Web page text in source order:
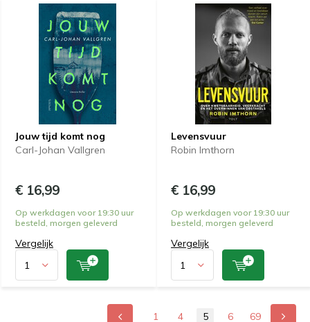
Jouw tijd komt nog
Carl-Johan Vallgren
€ 16,99
Op werkdagen voor 19:30 uur
besteld, morgen geleverd
Vergelijk
Levensvuur
Robin Imthorn
€ 16,99
Op werkdagen voor 19:30 uur
besteld, morgen geleverd
Vergelijk
1 4 5 6 69